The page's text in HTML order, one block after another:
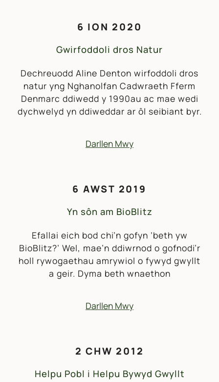
6 ION 2020
Gwirfoddoli dros Natur
Dechreuodd Aline Denton wirfoddoli dros
natur yng Nghanolfan Cadwraeth Fferm
Denmarc ddiwedd y 1990au ac mae wedi
dychwelyd yn ddiweddar ar ôl seibiant byr.
Darllen Mwy
6 AWST 2019
Yn sôn am BioBlitz
Efallai eich bod chi’n gofyn ‘beth yw
BioBlitz?’ Wel, mae’n ddiwrnod o gofnodi’r
holl rywogaethau amrywiol o fywyd gwyllt
a geir. Dyma beth wnaethon
Darllen Mwy
2 CHW 2012
Helpu Pobl i Helpu Bywyd Gwyllt